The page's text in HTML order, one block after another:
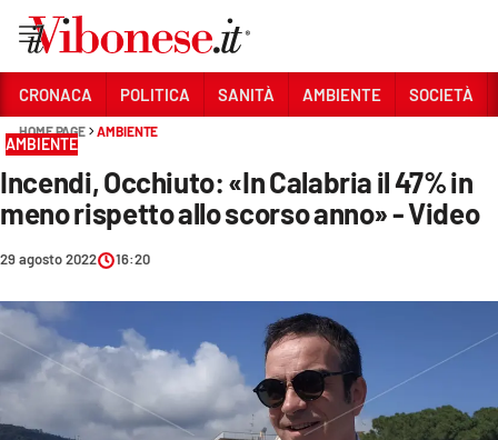
Sezioni
CRONACA
POLITICA
SANITÀ
AMBIENTE
SOCIETÀ
CULTURA
CRONACA POLITICA SANITÀ AMBIENTE SOCIETÀ
HOME PAGE AMBIENTE
AMBIENTE
Incendi, Occhiuto: «In Calabria il 47% in
meno rispetto allo scorso anno» - Video
29 agosto 2022 16:20